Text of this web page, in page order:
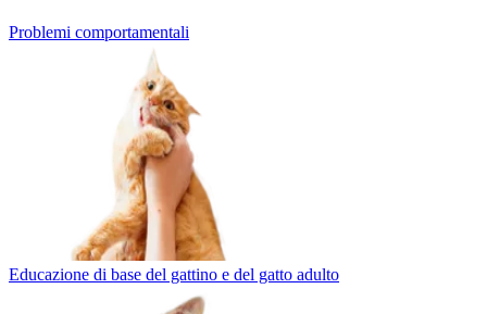
Problemi comportamentali
Educazione di base del gattino e del gatto adulto